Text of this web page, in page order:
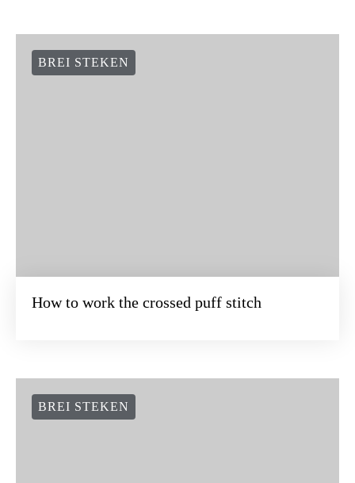
BREI STEKEN
How to work the crossed puff stitch
BREI STEKEN